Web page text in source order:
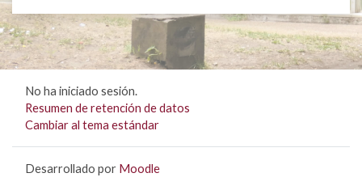
No ha iniciado sesión.
Resumen de retención de datos
Cambiar al tema estándar
Desarrollado por Moodle